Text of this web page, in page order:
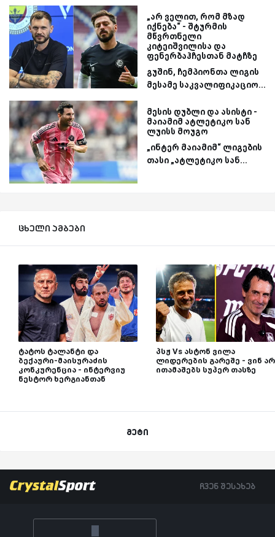
„არ ველით, რომ მზად
იქნება“ - შტურმის
მწვრთნელი
კიტეიშვილისა და
ფენერბაჰჩესთან მატჩზე
გუშინ, ჩემპიონთა ლიგის
მესამე საკვალიფიკაციო...
მესის დუბლი და ასისტი -
მაიამიმ ატლეტიკო სან
ლუისს მოუგო
„ინტერ მაიამიმ“ ლიგების
თასი „ატლეტიკო სან...
ცხელი ამბები
ტატოს ტალანტი და
ბექაური-მაისურაძის
კონკურენცია - ინტერვიუ
ნესტორ ხერგიანთან
პსჟ Vs ასტონ ვილა
ლიდერების გარეშე - ვინ არ
ითამაშებს სუპერ თასზე
მეტი
ჩვენ შესახებ